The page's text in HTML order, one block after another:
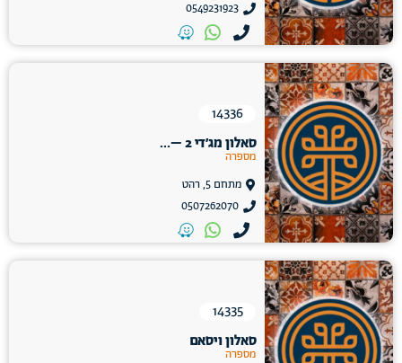
0549231923
14336
סאלון מג׳די 2 –...
מספרה
מתחם 5, רהט
0507262070
14335
סאלון ויסאם
מספרה